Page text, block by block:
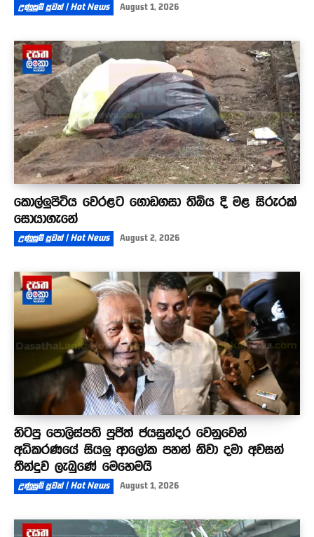
උණුසුම් පුවත් | Hot News August 1, 2026
කොල්ලුපිටිය වෙරළට ගොඩගසා තිබිය දී මළ සිරුරක්
සොයාගැනේ
උණුසුම් පුවත් | Hot News August 2, 2026
හිටපු පොලිස්පති පූජිත් ජයසුන්දර වෙනුවෙන්
අධිකරණයේ සියලු ආලෝක පහන් නිවා දමා අවසන්
තීන්දුව ලැබුණේ මෙහෙමයි
උණුසුම් පුවත් | Hot News August 1, 2026